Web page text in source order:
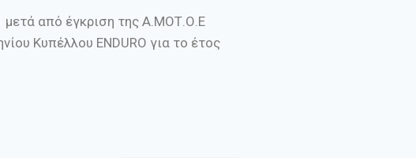
μετά από έγκριση της Α.ΜΟΤ.Ο.Ε
Κυπέλλου ENDURO για το έτος